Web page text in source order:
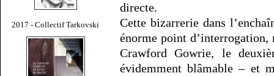
2017 - Collectif Tarkovski
directe.
Cette bizarrerie dans
énorme point
Crawford Gowrie, le
évidemment blâmable – et